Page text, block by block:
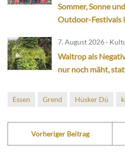
Sommer, Sonne
Outdoor-Festivals
7. August 2026 ·
Waltrop als
nur noch mäht,
Essen Grend Hüsker Dü
Vorheriger Beitrag